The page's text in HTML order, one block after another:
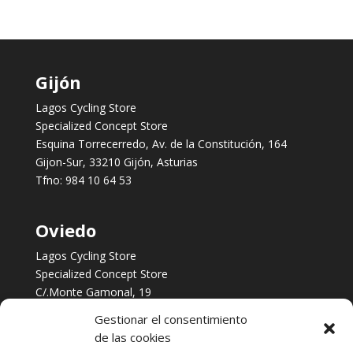
Gestionar el consentimiento
de las cookies
Gijón
Lagos Cycling Store
Specialized Concept Store
Esquina Torrecerredo, Av. de la Constitución, 164
Gijon-Sur, 33210 Gijón, Asturias
Tfno: 984 10 64 53
Oviedo
Lagos Cycling Store
Specialized Concept Store
C/.Monte Gamonal, 19
984 253 422